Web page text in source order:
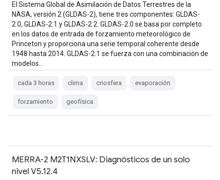
El Sistema Global de Asimilación de Datos Terrestres de la
NASA, versión 2 (GLDAS-2), tiene tres componentes: GLDAS-
2.0, GLDAS-2.1 y GLDAS-2.2. GLDAS-2.0 se basa por completo
en los datos de entrada de forzamiento meteorológico de
Princeton y proporciona una serie temporal coherente desde
1948 hasta 2014. GLDAS-2.1 se fuerza con una combinación de
modelos…
cada 3 horas clima criosfera evaporación
forzamiento geofísica
MERRA-2 M2T1NXSLV: Diagnósticos de un solo
nivel V5.12.4